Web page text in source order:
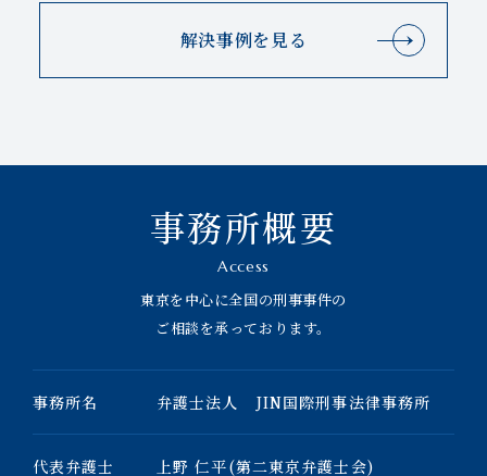
解決事例を見る
事務所概要
Access
東京を中心に全国の刑事事件の
ご相談を承っております。
事務所名 弁護士法人 JIN国際刑事法律事務所
代表弁護士 上野 仁平(第二東京弁護士会)